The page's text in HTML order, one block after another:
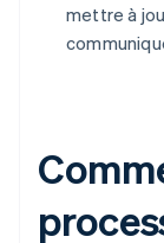
mettre à